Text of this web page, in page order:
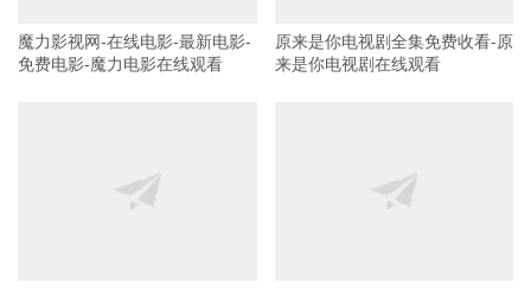
魔力影视网-在线电影-最新电影-
免费电影-魔力电影在线观看
原来是你电视剧全集免费收看-原
来是你电视剧在线观看